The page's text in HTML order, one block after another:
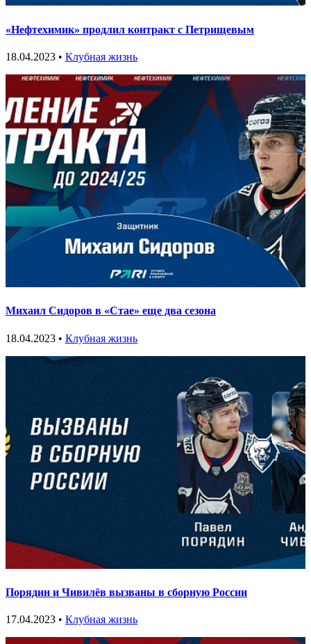
«Нефтехимик» продлил контракт с Петрищевым
18.04.2023 • Клубная жизнь
Михаил Сидоров в «Стае» еще два сезона
18.04.2023 • Клубная жизнь
Порядин и Чивилёв вызваны в сборную России
17.04.2023 • Клубная жизнь